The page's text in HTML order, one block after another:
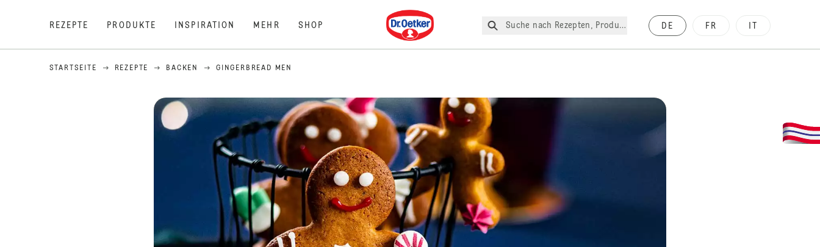
REZEPTE PRODUKTE INSPIRATION MEHR SHOP
Dr. Oetker
Suche nach Rezepten, Produkte, etc. DE FR
STARTSEITE REZEPTE BACKEN GINGERBREAD MEN